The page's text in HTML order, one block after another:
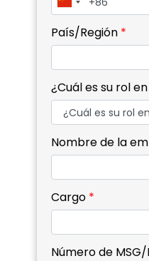
País/Región *
¿Cuál es su rol
Nombre de la
Cargo *
Número de